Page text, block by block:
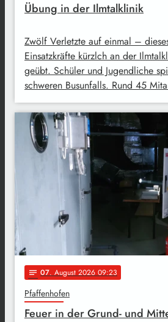
Übung in der Ilmtalklinik
Zwölf Verletzte auf einmal –
Einsatzkräfte kürzlch an der
geübt. Schüler und Jugendliche
schweren Busunfalls. Rund 45
notes 07. August 2026 09:23
Pfaffenhofen
Feuer in der Grund- und